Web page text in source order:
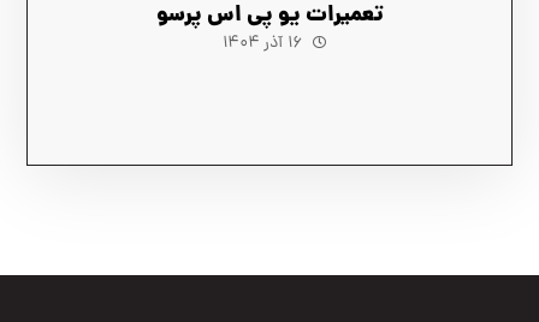
تعمیرات یو پی اس پرسو
۱۶ آذر ۱۴۰۴